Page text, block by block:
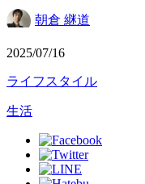
朝倉 継道
2025/07/16
ライフスタイル
生活